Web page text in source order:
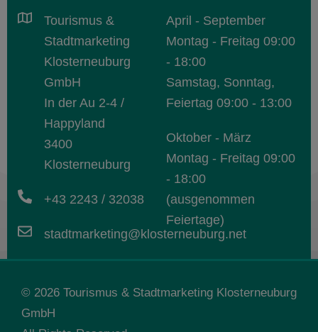
Tourismus &
Stadtmarketing
Klosterneuburg
GmbH
In der Au 2-4 /
Happyland
3400
Klosterneuburg
+43 2243 / 32038
stadtmarketing@klosterneuburg.net
April - September
Montag - Freitag 09:00
- 18:00
Samstag, Sonntag,
Feiertag 09:00 - 13:00
Oktober - März
Montag - Freitag 09:00
- 18:00
(ausgenommen
Feiertage)
© 2026 Tourismus & Stadtmarketing Klosterneuburg
GmbH